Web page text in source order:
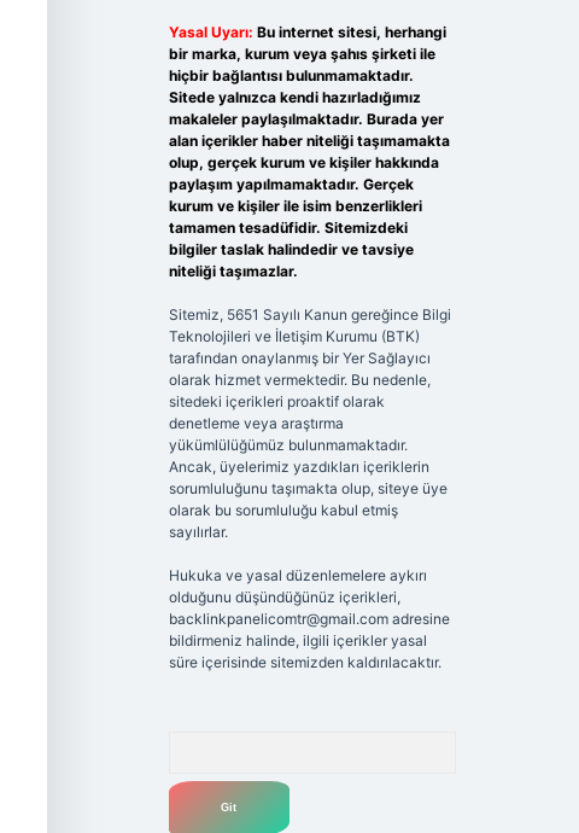
Yasal Uyarı: Bu internet sitesi, herhangi
bir marka, kurum veya şahıs şirketi ile
hiçbir bağlantısı bulunmamaktadır.
Sitede yalnızca kendi hazırladığımız
makaleler paylaşılmaktadır. Burada yer
alan içerikler haber niteliği taşımamakta
olup, gerçek kurum ve kişiler hakkında
paylaşım yapılmamaktadır. Gerçek
kurum ve kişiler ile isim benzerlikleri
tamamen tesadüfidir. Sitemizdeki
bilgiler taslak halindedir ve tavsiye
niteliği taşımazlar.
Sitemiz, 5651 Sayılı Kanun gereğince Bilgi
Teknolojileri ve İletişim Kurumu (BTK)
tarafından onaylanmış bir Yer Sağlayıcı
olarak hizmet vermektedir. Bu nedenle,
sitedeki içerikleri proaktif olarak
denetleme veya araştırma
yükümlülüğümüz bulunmamaktadır.
Ancak, üyelerimiz yazdıkları içeriklerin
sorumluluğunu taşımakta olup, siteye üye
olarak bu sorumluluğu kabul etmiş
sayılırlar.
Hukuka ve yasal düzenlemelere aykırı
olduğunu düşündüğünüz içerikleri,
backlinkpanelicomtr@gmail.comadresine
bildirmeniz halinde, ilgili içerikler yasal
süre içerisinde sitemizden kaldırılacaktır.